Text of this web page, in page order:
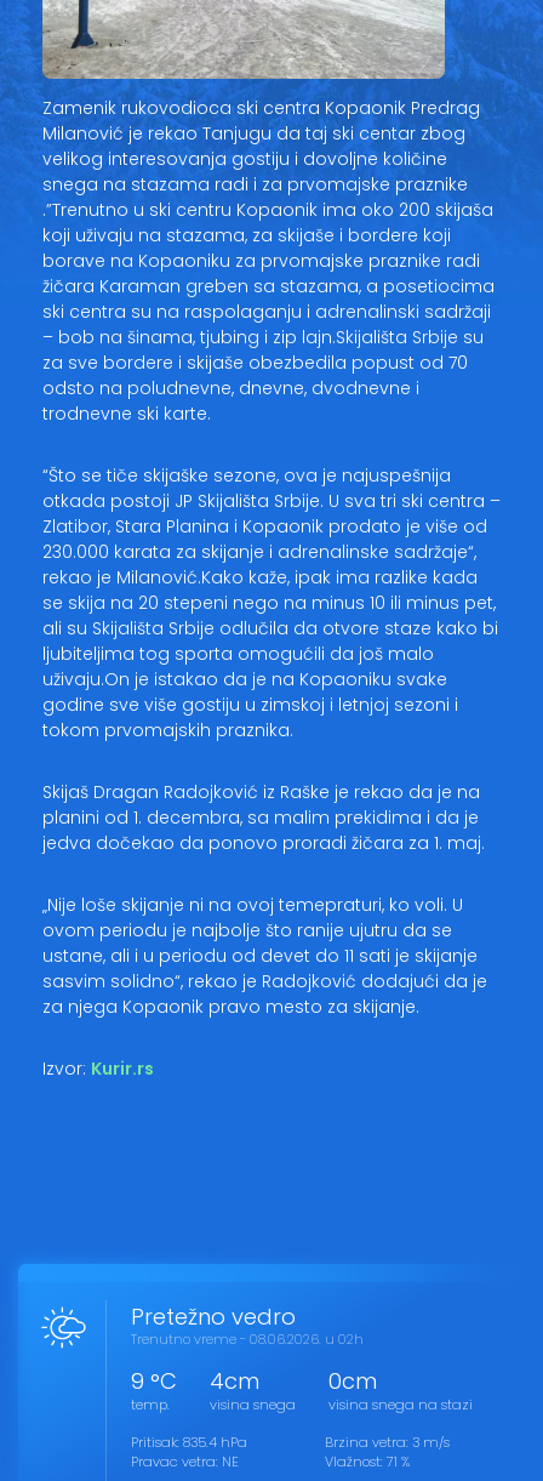
Zamenik rukovodioca ski centra Kopaonik Predrag
Milanović je rekao Tanjugu da taj ski centar zbog
velikog interesovanja gostiju i dovoljne količine
snega na stazama radi i za prvomajske praznike
.”Trenutno u ski centru Kopaonik ima oko 200 skijaša
koji uživaju na stazama, za skijaše i bordere koji
borave na Kopaoniku za prvomajske praznike radi
žičara Karaman greben sa stazama, a posetiocima
ski centra su na raspolaganju i adrenalinski sadržaji
– bob na šinama, tjubing i zip lajn.Skijališta Srbije su
za sve bordere i skijaše obezbedila popust od 70
odsto na poludnevne, dnevne, dvodnevne i
trodnevne ski karte.
“Što se tiče skijaške sezone, ova je najuspešnija
otkada postoji JP Skijališta Srbije. U sva tri ski centra –
Zlatibor, Stara Planina i Kopaonik prodato je više od
230.000 karata za skijanje i adrenalinske sadržaje“,
rekao je Milanović.Kako kaže, ipak ima razlike kada
se skija na 20 stepeni nego na minus 10 ili minus pet,
ali su Skijališta Srbije odlučila da otvore staze kako bi
ljubiteljima tog sporta omogućili da još malo
uživaju.On je istakao da je na Kopaoniku svake
godine sve više gostiju u zimskoj i letnjoj sezoni i
tokom prvomajskih praznika.
Skijaš Dragan Radojković iz Raške je rekao da je na
planini od 1. decembra, sa malim prekidima i da je
jedva dočekao da ponovo proradi žičara za 1. maj.
„Nije loše skijanje ni na ovoj temepraturi, ko voli. U
ovom periodu je najbolje što ranije ujutru da se
ustane, ali i u periodu od devet do 11 sati je skijanje
sasvim solidno“, rekao je Radojković dodajući da je
za njega Kopaonik pravo mesto za skijanje.
Izvor: Kurir.rs
Pretežno vedro
Trenutno vreme - 08.06.2026. u 02h
9 °C
temp.
4cm
visina snega
0cm
visina snega na stazi
Pritisak: 835.4 hPa
Pravac vetra: NE
Brzina vetra: 3 m/s
Vlažnost: 71 %